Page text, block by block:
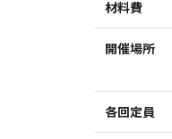
材料費
開催場所
各回定員